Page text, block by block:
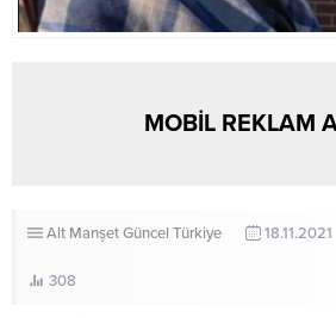
MOBİL REKLAM
Alt ManşetGüncel Türkiye 18.11.2021
308